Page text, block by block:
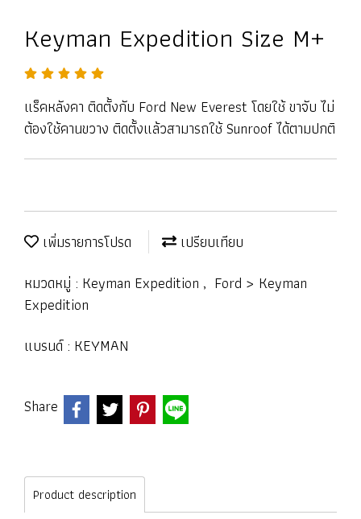
Keyman Expedition Size M+
แร็คหลังคา ติดตั้งกับ Ford New Everest โดยใช้ ขาจับ ไม่
ต้องใช้คานขวาง ติดตั้งแล้วสามารถใช้ Sunroof ได้ตามปกติ
เพิ่มรายการโปรด
เปรียบเทียบ
หมวดหมู่ : Keyman Expedition , Ford > Keyman
Expedition
แบรนด์ : KEYMAN
Share
Product description